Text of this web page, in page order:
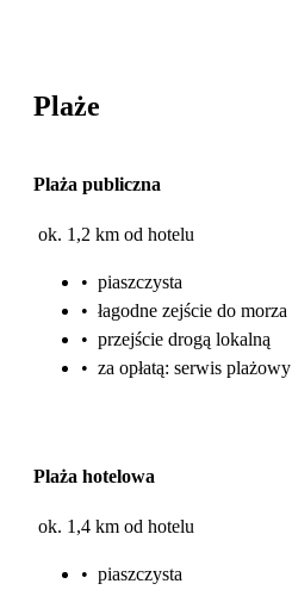
Plaże
Plaża publiczna
ok. 1,2 km od hotelu
• piaszczysta
• łagodne zejście do morza
• przejście drogą lokalną
• za opłatą: serwis plażowy
Plaża hotelowa
ok. 1,4 km od hotelu
• piaszczysta